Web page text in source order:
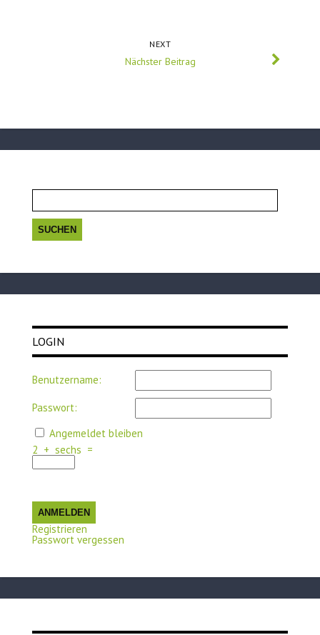
NEXT
Nächster Beitrag
nach:
LOGIN
Benutzername:
Passwort:
Angemeldet bleiben
2 + sechs =
ANMELDEN
Registrieren
Passwort vergessen